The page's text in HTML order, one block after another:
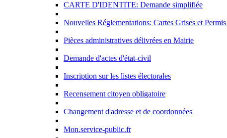
CARTE D'IDENTITE: Demande simplifiée
Nouvelles Réglementations: Cartes Grises et
Pièces administratives délivrées en Mairie
Demande d'actes d'état-civil
Inscription sur les listes électorales
Recensement citoyen obligatoire
Changement d'adresse et de coordonnées
Mon.service-public.fr